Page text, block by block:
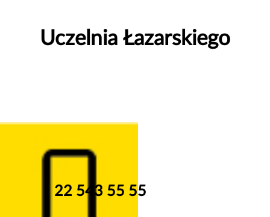
Uczelnia Łazarskiego
22 543 55 55